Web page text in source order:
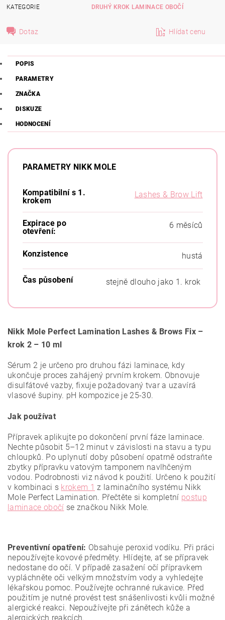
KATEGORIE
DRUHÝ KROK LAMINACE OBOČÍ
Dotaz Hlídat cenu
POPIS
PARAMETRY
ZNAČKA
DISKUZE
HODNOCENÍ
PARAMETRY NIKK MOLE
Kompatibilní s 1.
krokem
Lashes & Brow Lift
Expirace po
otevření:
6 měsíců
Konzistence hustá
Čas působení stejně dlouho jako 1. krok
Nikk Mole Perfect Lamination Lashes & Brows Fix –
krok 2 – 10 ml
Sérum 2 je určeno pro druhou fázi laminace, kdy
ukončuje proces zahájený prvním krokem. Obnovuje
disulfátové vazby, fixuje požadovaný tvar a uzavírá
vlasové šupiny. pH kompozice je 25-30.
Jak používat
Přípravek aplikujte po dokončení první fáze laminace.
Nechte působit 5–12 minut v závislosti na stavu a typu
chloupků. Po uplynutí doby působení opatrně odstraňte
zbytky přípravku vatovým tamponem navlhčeným
vodou. Podrobnosti viz návod k použití. Určeno k použití
v kombinaci s krokem 1 z laminačního systému Nikk
Mole Perfect Lamination. Přečtěte si kompletní postup
laminace obočí se značkou Nikk Mole.
Preventivní opatření: Obsahuje peroxid vodíku. Při práci
nepoužívejte kovové předměty. Hlídejte, ať se přípravek
nedostane do očí. V případě zasažení očí přípravkem
vypláchněte oči velkým množstvím vody a vyhledejte
lékařskou pomoc. Používejte ochranné rukavice. Před
použitím je nutné provést test snášenlivosti kvůli možné
alergické reakci. Nepoužívejte při zánětech kůže a
alergických reakcích.